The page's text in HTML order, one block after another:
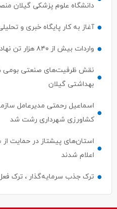
آغاز به کار پایگاه خبری و
واردات بیش از ۸۴۰ هزار تن نهاده دامی از بنادر كاسپین و انزلی
نقش ظرفیت‌های صنعتی بومی
بهداشتی گیلان
اسماعیل رحمتی مدیرعامل
استان‌های پیشتاز در حمایت از
ترک جذب سرمایه‌گذار ، ترک